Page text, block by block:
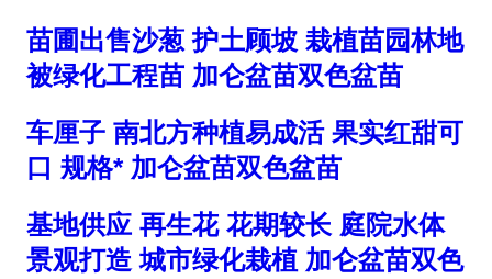
苗圃出售沙葱 护土顾坡 栽植苗园林地
被绿化工程苗 加仑盆苗双色盆苗
车厘子 南北方种植易成活 果实红甜可
口 规格* 加仑盆苗双色盆苗
基地供应 再生花 花期较长 庭院水体
景观打造 城市绿化栽植 加仑盆苗双色